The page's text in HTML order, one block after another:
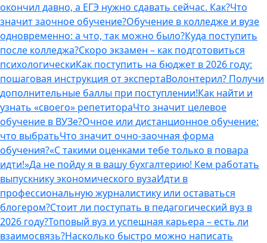
окончил давно, а ЕГЭ нужно сдавать сейчас. Как?Что
значит заочное обучение?Обучение в колледже и вузе
одновременно: а что, так можно было?Куда поступить
после колледжа?Скоро экзамен – как подготовиться
психологическиКак поступить на бюджет в 2026 году:
пошаговая инструкция от экспертаВолонтерил? Получи
дополнительные баллы при поступлении!Как найти и
узнать «своего» репетитораЧто значит целевое
обучение в ВУЗе?Очное или дистанционное обучение:
что выбратьЧто значит очно-заочная форма
обучения?«С такими оценками тебе только в повара
идти!»Да не пойду я в вашу бухгалтерию! Кем работать
выпускнику экономического вузаИдти в
профессиональную журналистику или оставаться
блогером?Стоит ли поступать в педагогический вуз в
2026 году?Топовый вуз и успешная карьера – есть ли
взаимосвязь?Насколько быстро можно написать